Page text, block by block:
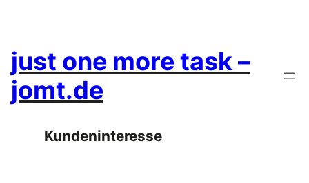
just one more task –
jomt.de
Kundeninteresse